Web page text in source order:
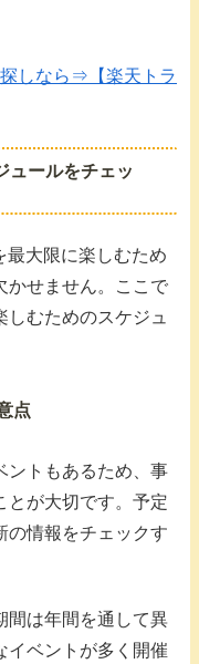
しなら⇒【楽天トラ
ュールをチェッ
最大限に楽しむため
かせません。ここで
むためのスケジュ
点
ントもあるため、事
とが大切です。予定
の情報をチェックす
間は年間を通して異
イベントが多く開催